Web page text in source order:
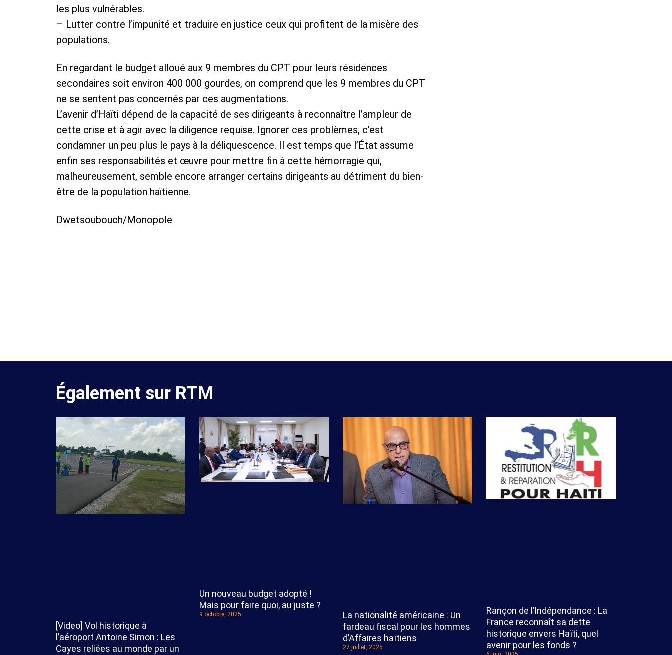
les plus vulnérables.
– Lutter contre l’impunité et traduire en justice ceux qui profitent de la misère des
populations.
En regardant le budget alloué aux 9 membres du CPT pour leurs résidences
secondaires soit environ 400 000 gourdes, on comprend que les 9 membres du CPT
ne se sentent pas concernés par ces augmentations.
L’avenir d’Haïti dépend de la capacité de ses dirigeants à reconnaître l’ampleur de
cette crise et à agir avec la diligence requise. Ignorer ces problèmes, c’est
condamner un peu plus le pays à la déliquescence. Il est temps que l’État assume
enfin ses responsabilités et œuvre pour mettre fin à cette hémorragie qui,
malheureusement, semble encore arranger certains dirigeants au détriment du bien-
être de la population haïtienne.
Dwetsoubouch/Monopole
Également sur RTM
[Video] Vol historique à
l’aéroport Antoine Simon : Les
Cayes reliées au monde par un
Un nouveau budget adopté !
Mais pour faire quoi, au juste ?
9 octobre, 2025
La nationalité américaine : Un
fardeau fiscal pour les hommes
d’Affaires haïtiens
27 juillet, 2025
Rançon de l’Indépendance : La
France reconnaît sa dette
historique envers Haïti, quel
avenir pour les fonds ?